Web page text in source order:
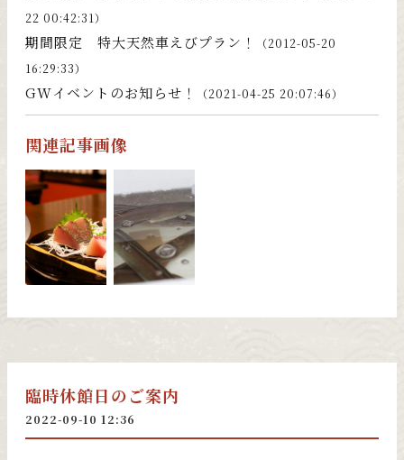
22 00:42:31）
期間限定 特大天然車えびプラン！
（2012-05-20
16:29:33）
GWイベントのお知らせ！ （2021-04-25 20:07:46）
関連記事画像
臨時休館日のご案内
2022-09-10 12:36